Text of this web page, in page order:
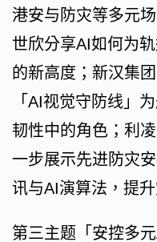
港安与防灾等多元
世欣分享AI如何为
的新高度；新汉集
「AI视觉守防线」
韧性中的角色；利
一步展示先进防灾
讯与AI演算法，提
第三主题「安控多